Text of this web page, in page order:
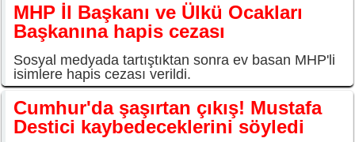
MHP İl Başkanı ve Ülkü Ocakları
Başkanına hapis cezası
Sosyal medyada tartıştıktan sonra ev basan MHP'li
isimlere hapis cezası verildi.
Cumhur'da şaşırtan çıkış! Mustafa
Destici kaybedeceklerini söyledi